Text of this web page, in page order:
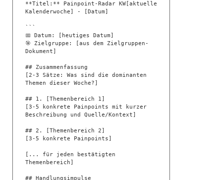
**Titel:** Painpoint-Radar KW[aktuelle
Kalenderwoche] - [Datum]
```
📅 Datum: [heutiges Datum]
🎯 Zielgruppe: [aus dem Zielgruppen-
Dokument]
## Zusammenfassung
[2-3 Sätze: Was sind die dominanten
Themen dieser Woche?]
## 1. [Themenbereich 1]
[3-5 konkrete Painpoints mit kurzer
Beschreibung und Quelle/Kontext]
## 2. [Themenbereich 2]
[3-5 konkrete Painpoints]
[... für jeden bestätigten
Themenbereich]
## Handlungsimpulse